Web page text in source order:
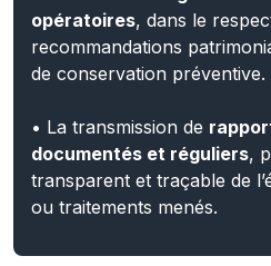
recommandations
de conservation préventive.
documentés et réguliers,
transparent et traçable de
ou traitements menés.